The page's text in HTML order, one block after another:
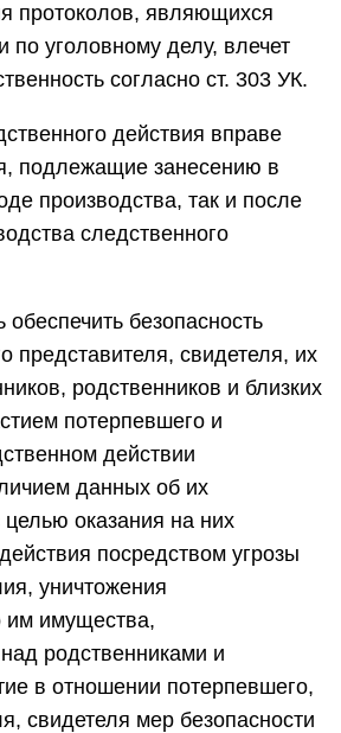
протоколов, являющихся
по уголовному делу, влечет
согласно ст. 303 УК.
действия вправе
подлежащие занесению в
производства, так и после
следственного
безопасность
представителя, свидетеля, их
родственников и близких
потерпевшего и
действии
данных об их
оказания на них
посредством угрозы
уничтожения
имущества,
родственниками и
в отношении потерпевшего,
свидетеля мер безопасности